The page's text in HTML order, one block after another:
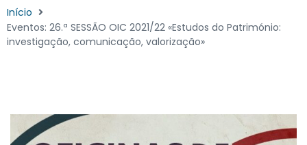
Início
Eventos: 26.ª SESSÃO OIC 2021/22 «Estudos do Património:
investigação, comunicação, valorização»